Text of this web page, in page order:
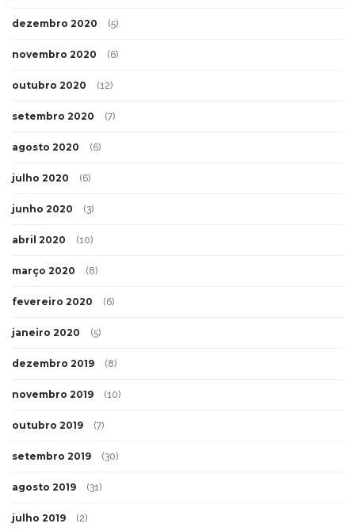
dezembro 2020 (5)
novembro 2020 (6)
outubro 2020 (12)
setembro 2020 (7)
agosto 2020 (6)
julho 2020 (6)
junho 2020 (3)
abril 2020 (10)
março 2020 (8)
fevereiro 2020 (6)
janeiro 2020 (5)
dezembro 2019 (8)
novembro 2019 (10)
outubro 2019 (7)
setembro 2019 (30)
agosto 2019 (31)
julho 2019 (2)